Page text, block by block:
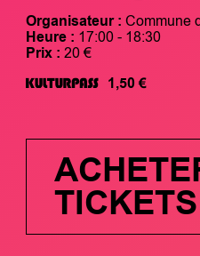
Organisateur : Commune
Heure : 17:00 - 18:30
Prix : 20 €
1,50 €
TICKETS